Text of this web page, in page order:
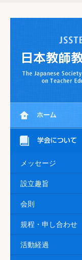
メッセージ
設立趣旨
会則
規程・申し合わせ
活動経過